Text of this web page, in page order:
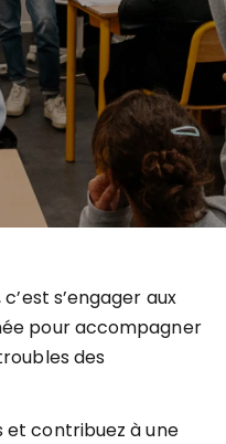
c’est s’engager aux
pour accompagner
des
et contribuez à une